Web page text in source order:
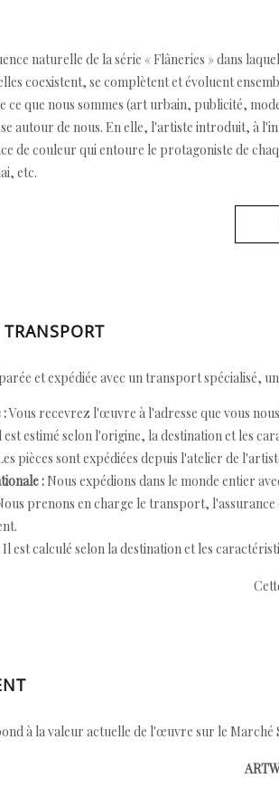
naturelle de la série « Flâneries » dans
coexistent, se complètent et évoluent
ce que nous sommes (art urbain, publicité,
autour de nous. En elle, l'artiste introduit, à
de couleur qui entoure le protagoniste de
etc.
et expédiée avec un transport spécialisé,
:Vous recevrez l'œuvre à l'adresse que vous
est estimé selon l'origine, la destination et les
pièces sont expédiées depuis l'atelier de
: Nous expédions dans le monde entier
prenons en charge le transport, l'assurance
Il est calculé selon la destination et les
à la valeur actuelle de l'œuvre sur le Marché